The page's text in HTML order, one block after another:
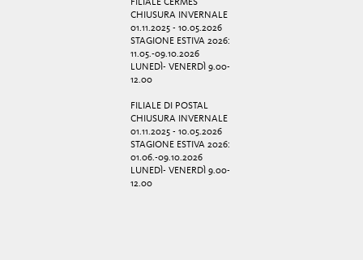
FILIALE CERMES
CHIUSURA INVERNALE
01.11.2025 - 10.05.2026
STAGIONE ESTIVA 2026:
11.05.-09.10.2026
LUNEDÌ- VENERDÌ 9.00-
12.00
FILIALE DI POSTAL
CHIUSURA INVERNALE
01.11.2025 - 10.05.2026
STAGIONE ESTIVA 2026:
01.06.-09.10.2026
LUNEDÌ- VENERDÌ 9.00-
12.00